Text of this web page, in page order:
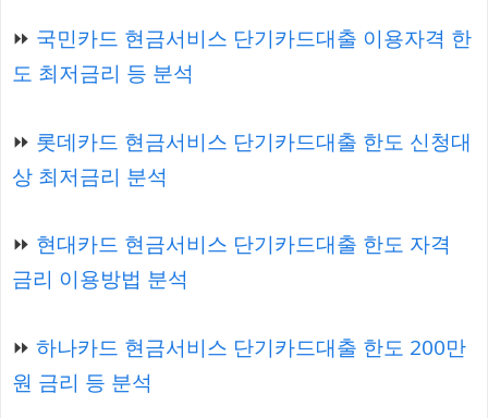
⏩ 국민카드 현금서비스 단기카드대출 이용자격 한
도 최저금리 등 분석
⏩ 롯데카드 현금서비스 단기카드대출 한도 신청대
상 최저금리 분석
⏩ 현대카드 현금서비스 단기카드대출 한도 자격
금리 이용방법 분석
⏩ 하나카드 현금서비스 단기카드대출 한도 200만
원 금리 등 분석